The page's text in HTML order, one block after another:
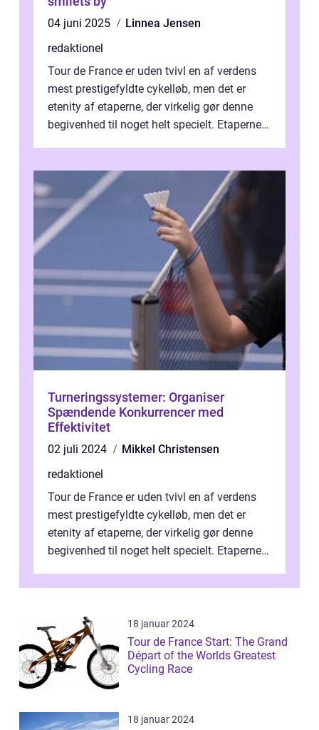
04 juni 2025
Linnea Jensen
redaktionel
Tour de France er uden tvivl en af verdens
mest prestigefyldte cykelløb, men det er
etenity af etaperne, der virkelig gør denne
begivenhed til noget helt specielt. Etaperne i
Turneringssystemer: Organiser
Spændende Konkurrencer med
Effektivitet
02 juli 2024
Mikkel Christensen
redaktionel
Tour de France er uden tvivl en af verdens
mest prestigefyldte cykelløb, men det er
etenity af etaperne, der virkelig gør denne
begivenhed til noget helt specielt. Etaperne i
18 januar 2024
Tour de France Start: The Grand
Départ of the Worlds Greatest
Cycling Race
18 januar 2024